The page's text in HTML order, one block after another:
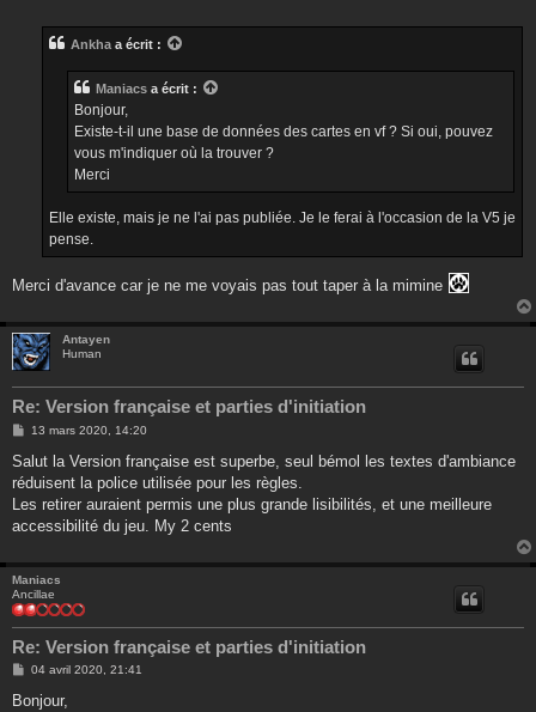
Ankha a écrit :
Maniacs a écrit :
Bonjour,
Existe-t-il une base de données des cartes en vf ? Si oui, pouvez
vous m'indiquer où la trouver ?
Merci
Elle existe, mais je ne l'ai pas publiée. Je le ferai à l'occasion de la V5 je
pense.
Merci d'avance car je ne me voyais pas tout taper à la mimine
Antayen
Human
Re: Version française et parties d'initiation
M
s
a
g
13 mars 2020, 14:20
Salut la Version française est superbe, seul bémol les textes d'ambiance
réduisent la police utilisée pour les règles.
Les retirer auraient permis une plus grande lisibilités, et une meilleure
accessibilité du jeu. My 2 cents
Maniacs
Ancillae
Re: Version française et parties d'initiation
M
s
04 avril 2020, 21:41
Bonjour,